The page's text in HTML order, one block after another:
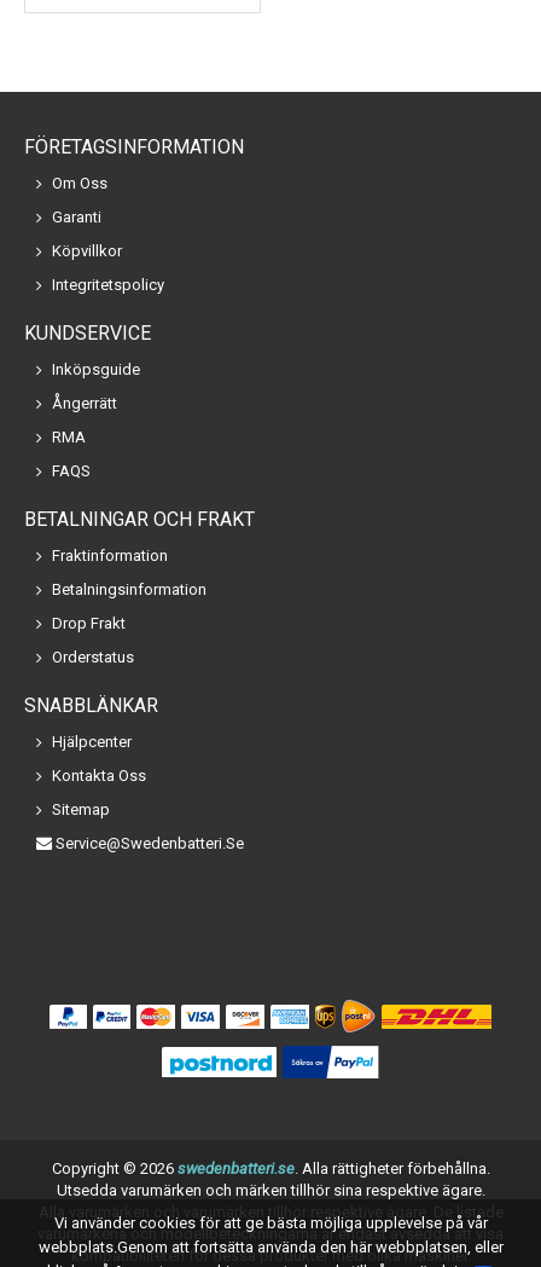
FÖRETAGSINFORMATION
Om Oss
Garanti
Köpvillkor
Integritetspolicy
KUNDSERVICE
Inköpsguide
Ångerrätt
RMA
FAQS
BETALNINGAR OCH FRAKT
Fraktinformation
Betalningsinformation
Drop Frakt
Orderstatus
SNABBLÄNKAR
Hjälpcenter
Kontakta Oss
Sitemap
Service@swedenbatteri.se
Copyright © 2026 swedenbatteri.se. Alla rättigheter förbehållna.
Utsedda varumärken och märken tillhör sina respektive ägare.
Alla varumärken och varumärken tillhör respektive ägare. De listade
varumärkena och modellbeteckningarna är endast avsedda att visa
kompatibiliteten för dessa produkter med olika maskiner.
Vi använder cookies för att ge bästa möjliga upplevelse på vår
webbplats.Genom att fortsätta använda den här webbplatsen, eller